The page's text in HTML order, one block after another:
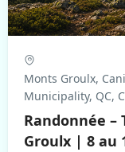
Monts Groulx,
Municipality, QC,
Randonnée –
Groulx | 8 au